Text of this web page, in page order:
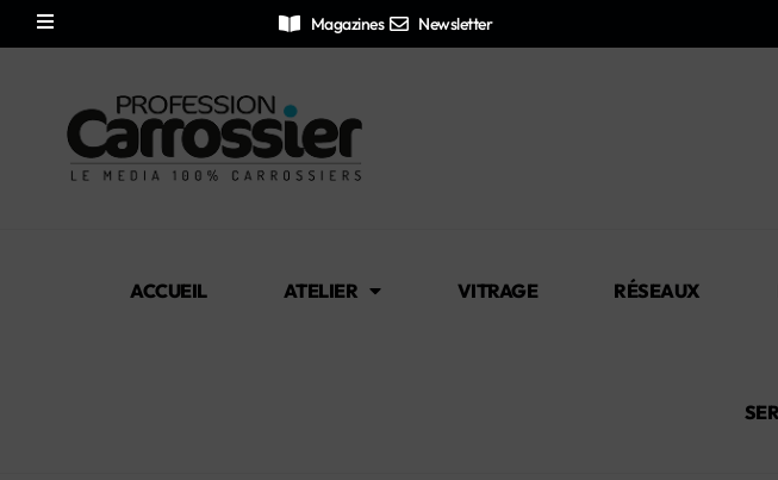
Magazines Newsletter
ACCUEIL ATELIER VITRAGE RÉSEAUX